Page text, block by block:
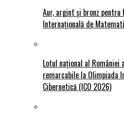
Aur, argint și bronz pentru
Internațională de
Lotul național al
remarcabile la Olimpiada
Cibernetică (ICO 2026)